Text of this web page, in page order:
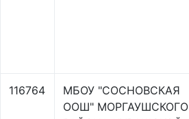
116764
МБОУ "СОСНОВСКАЯ
ООШ" МОРГАУШСКОГО